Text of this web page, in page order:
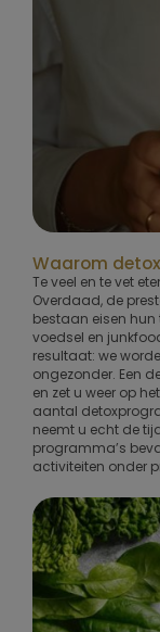
Waarom
Te veel en te vet
Overdaad, de
bestaan eisen hun
voedsel en
resultaat: we
ongezonder. Een
en zet u weer op
aantal
neemt u echt de
programma’s
activiteiten onder